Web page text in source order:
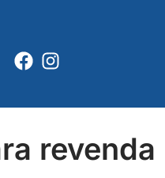
Facebook
Instagram
revenda